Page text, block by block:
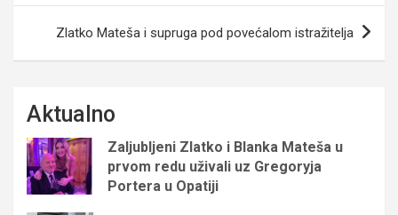
Zlatko Mateša i supruga pod povećalom istražitelja
Aktualno
Zaljubljeni Zlatko i Blanka Mateša u
prvom redu uživali uz Gregoryja
Portera u Opatiji